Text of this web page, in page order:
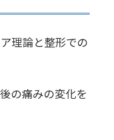
理論と整形での
の痛みの変化を